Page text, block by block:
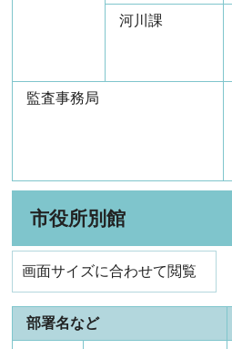
河川課
監査事務局
市役所別館
画面サイズに合わせて閲覧
部署名など